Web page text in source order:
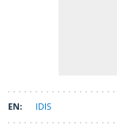
IDIS